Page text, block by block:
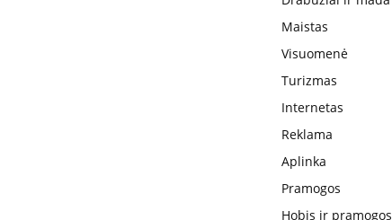
Maistas
Visuomenė
Turizmas
Internetas
Reklama
Aplinka
Pramogos
Hobis ir pramogos